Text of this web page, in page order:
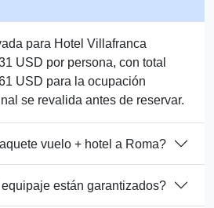
para Hotel Villafranca
USD por persona, con total
USD para la ocupación
se revalida antes de reservar.
vuelo + hotel a Roma?
están garantizados?